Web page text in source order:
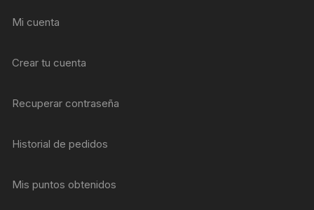
Mi cuenta
Crear tu cuenta
Recuperar contraseña
Historial de pedidos
Mis puntos obtenidos